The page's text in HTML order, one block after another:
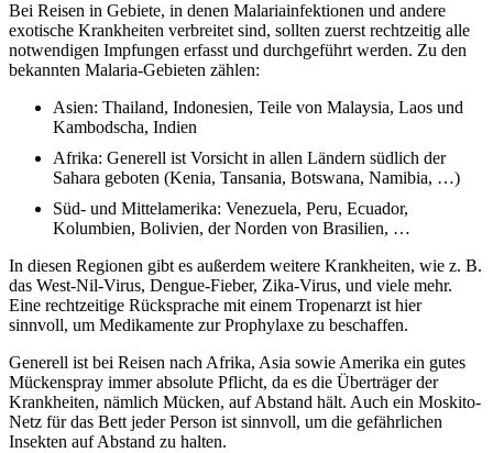
Bei Reisen in Gebiete, in denen Malariainfektionen und andere
exotische Krankheiten verbreitet sind, sollten zuerst rechtzeitig alle
notwendigen Impfungen erfasst und durchgeführt werden. Zu den
bekannten Malaria-Gebieten zählen:
Asien: Thailand, Indonesien, Teile von Malaysia, Laos und
Kambodscha, Indien
Afrika: Generell ist Vorsicht in allen Ländern südlich der
Sahara geboten (Kenia, Tansania, Botswana, Namibia, …)
Süd- und Mittelamerika: Venezuela, Peru, Ecuador,
Kolumbien, Bolivien, der Norden von Brasilien, …
In diesen Regionen gibt es außerdem weitere Krankheiten, wie z. B.
das West-Nil-Virus, Dengue-Fieber, Zika-Virus, und viele mehr.
Eine rechtzeitige Rücksprache mit einem Tropenarzt ist hier
sinnvoll, um Medikamente zur Prophylaxe zu beschaffen.
Generell ist bei Reisen nach Afrika, Asia sowie Amerika ein gutes
Mückenspray immer absolute Pflicht, da es die Überträger der
Krankheiten, nämlich Mücken, auf Abstand hält. Auch ein Moskito-
Netz für das Bett jeder Person ist sinnvoll, um die gefährlichen
Insekten auf Abstand zu halten.